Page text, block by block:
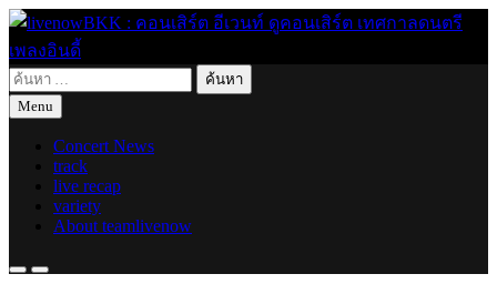
Skip
content
livenowBKK : คอนเสิร์ต อีเวนท์ ดูคอนเสิร์ต เทศกาลดนตรี เพลง
อินดี้
live for today
ค้นหา
สำหรับ:
Menu
Concert News
track
live recap
variety
About teamlivenow